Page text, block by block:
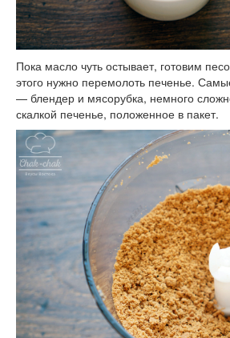
Пока масло чуть остывает, готовим
этого нужно перемолоть печенье.
— блендер и мясорубка, немного
скалкой печенье, положенное в пакет.